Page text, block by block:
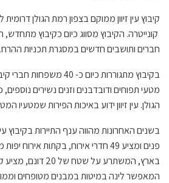
קיבוץ עין זיוון ממוקםבצפון רמת הגולןדרומית
קונייטרה. הקיבוץ מסווג כיום כקיבוץ מתחדש,
חברים ותושבים חדשים במסגרת תכניות
בקיבוץ מתגוררות כיוםכ-40 משפחות חברי
מטעיתפוחים ודובדבניםוזנים נשירים נוספים,
הגולן. עין זיוון ידוע באיכות הפירות שמטעיו
בשנים האחרונותמהווהענף התיירות בקיבוץ עין
פנים ומציע 49 חדרי אירוח
,בקתות אירוח
בארץ, המשתרע על שטחשל 20 דונ ם, מציע
המאפשרלינה במיטותבמבניםמטופחים ו